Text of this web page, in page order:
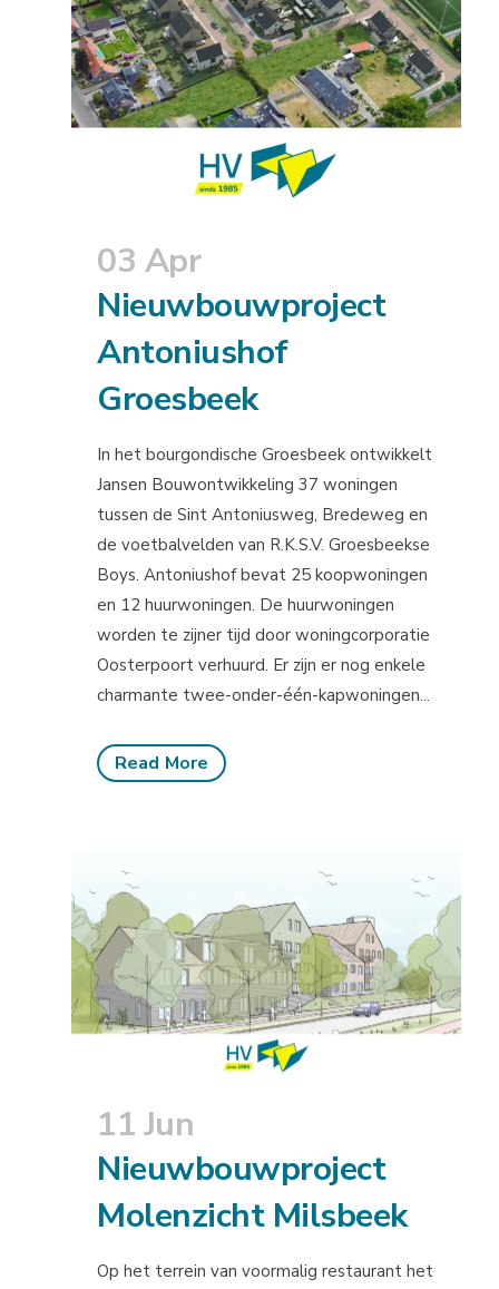
03 Apr
Nieuwbouwproject
Antoniushof
Groesbeek
In het bourgondische Groesbeek ontwikkelt
Jansen Bouwontwikkeling 37 woningen
tussen de Sint Antoniusweg, Bredeweg en
de voetbalvelden van R.K.S.V. Groesbeekse
Boys. Antoniushof bevat 25 koopwoningen
en 12 huurwoningen. De huurwoningen
worden te zijner tijd door woningcorporatie
Oosterpoort verhuurd. Er zijn er nog enkele
charmante twee-onder-één-kapwoningen...
Read More
11 Jun
Nieuwbouwproject
Molenzicht Milsbeek
Op het terrein van voormalig restaurant het